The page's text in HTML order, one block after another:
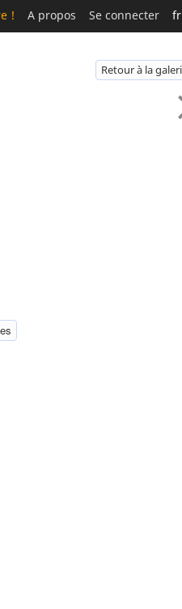
! A propos Se connecter fr
Retour à la